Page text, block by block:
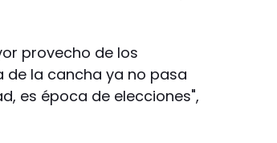
provecho de los
de la cancha ya no pasa
es época de elecciones",